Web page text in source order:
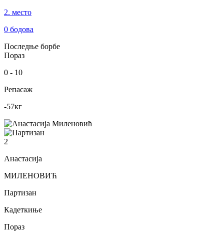
2. место
0 бодова
Последње борбе
Пораз
0 - 10
Репасаж
-57кг
2
Анастасија
МИЛЕНОВИЋ
Партизан
Кадеткиње
Пораз